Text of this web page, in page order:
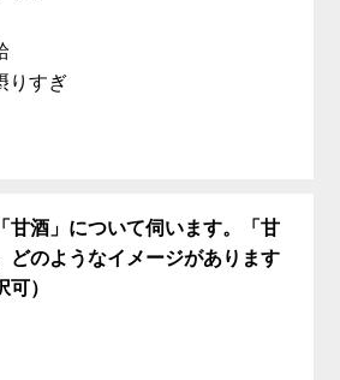
りすぎ
甘酒」について伺います。「甘
どのようなイメージがあります
）